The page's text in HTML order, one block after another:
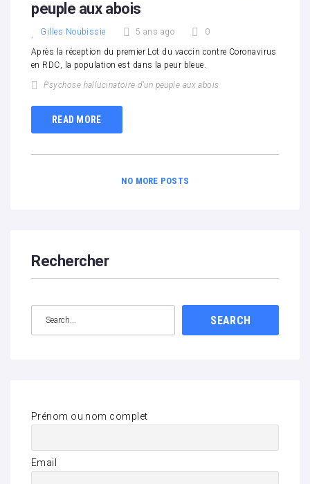
peuple aux abois
Gilles Noubissie 5 ans ago 0
Après la réception du premier Lot du vaccin contre Coronavirus
en RDC, la population est dans la peur bleue.
Psychose hallucinatoire d'un peuple aux abois
READ MORE
NO MORE POSTS
Rechercher
SEARCH
Prénom ou nom complet
Email